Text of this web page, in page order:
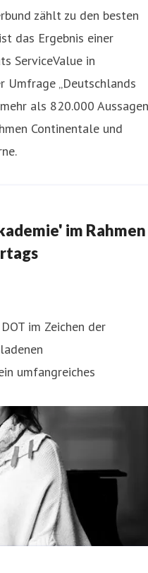
zählt zu den besten
das Ergebnis einer
ServiceValue in
Umfrage „Deutschlands
als 820.000 Aussagen
Continentale und
im Rahmen
im Zeichen der
umfangreiches